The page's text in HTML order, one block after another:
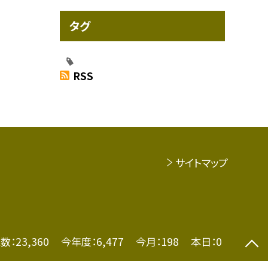
タグ
RSS
サイトマップ
：23,360 今年度：6,477 今月：198 本日：0